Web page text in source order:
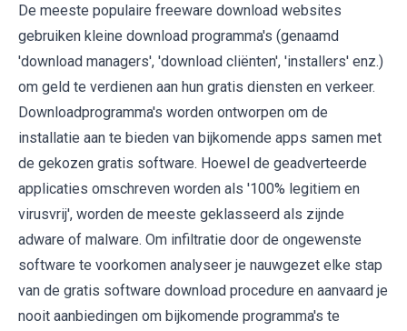
De meeste populaire freeware download websites
gebruiken kleine download programma's (genaamd
'download managers', 'download cliënten', 'installers' enz.)
om geld te verdienen aan hun gratis diensten en verkeer.
Downloadprogramma's worden ontworpen om de
installatie aan te bieden van bijkomende apps samen met
de gekozen gratis software. Hoewel de geadverteerde
applicaties omschreven worden als '100% legitiem en
virusvrij', worden de meeste geklasseerd als zijnde
adware of malware. Om infiltratie door de ongewenste
software te voorkomen analyseer je nauwgezet elke stap
van de gratis software download procedure en aanvaard je
nooit aanbiedingen om bijkomende programma's te